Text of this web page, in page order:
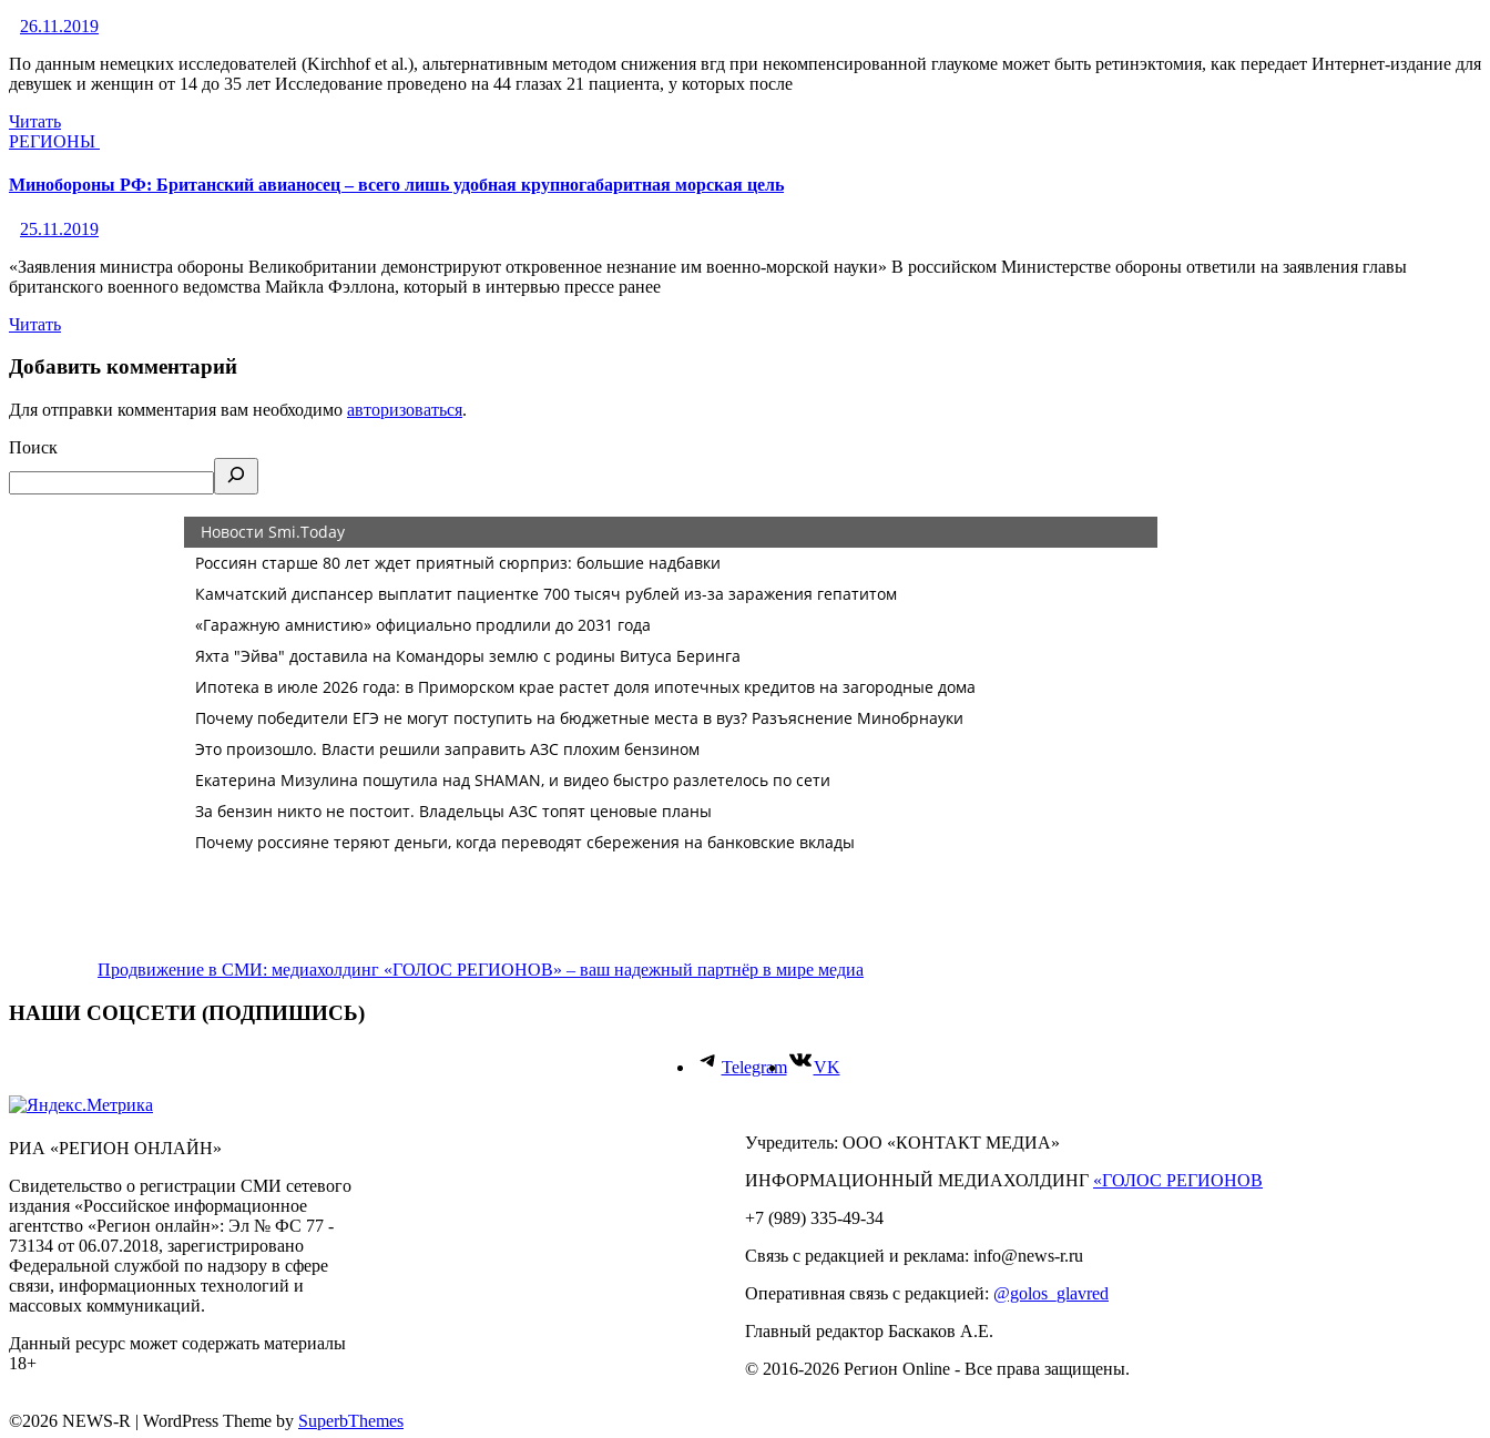
26.11.2019
По данным немецких исследователей (Kirchhof et al.), альтернативным методом снижения вгд при некомпенсированной глаукоме может быть ретинэктомия, как передает Интернет-издание для
девушек и женщин от 14 до 35 лет Исследование проведено на 44 глазах 21 пациента, у которых после
Читать
РЕГИОНЫ
Минобороны РФ: Британский авианосец – всего лишь удобная крупногабаритная морская цель
25.11.2019
«Заявления министра обороны Великобритании демонстрируют откровенное незнание им военно-морской науки» В российском Министерстве обороны ответили на заявления главы
британского военного ведомства Майкла Фэллона, который в интервью прессе ранее
Читать
Добавить комментарий
Для отправки комментария вам необходимо авторизоваться.
Поиск
Продвижение в СМИ: медиахолдинг «ГОЛОС РЕГИОНОВ» – ваш надежный партнёр в мире медиа
НАШИ СОЦСЕТИ (ПОДПИШИСЬ)
Telegram VK
РИА «РЕГИОН ОНЛАЙН»
Свидетельство о регистрации СМИ сетевого
издания «Российское информационное
агентство «Регион онлайн»: Эл № ФС 77 -
73134 от 06.07.2018, зарегистрировано
Федеральной службой по надзору в сфере
связи, информационных технологий и
массовых коммуникаций.
Данный ресурс может содержать материалы
18+
Учредитель: ООО «КОНТАКТ МЕДИА»
ИНФОРМАЦИОННЫЙ МЕДИАХОЛДИНГ «ГОЛОС РЕГИОНОВ
+7 (989) 335-49-34
Связь с редакцией и реклама: info@news-r.ru
Оперативная связь с редакцией: @golos_glavred
Главный редактор Баскаков А.Е.
© 2016-2026 Регион Online - Все права защищены.
©2026 NEWS-R | WordPress Theme by SuperbThemes